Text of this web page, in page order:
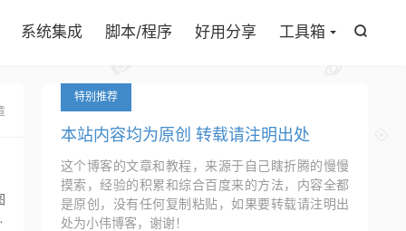

系统集成 脚本/程序 好用分享 工具箱
特别推荐
本站内容均为原创 转载请注明出处
这个博客的文章和教程，来源于自己瞎折腾的慢慢
摸索，经验的积累和综合百度来的方法，内容全都
是原创，没有任何复制粘贴，如果要转载请注明出
处为小伟博客，谢谢！